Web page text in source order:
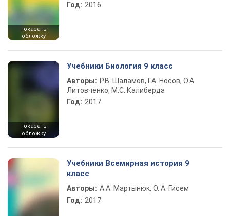
показать
обложку
Год: 2016
показать
обложку
Учебники Биология 9 класс
Авторы: Р.В. Шаламов, Г.А. Носов, О.А.
Литовченко, М.С. Калиберда
Год: 2017
Учебники Всемирная история 9
класс
Авторы: А.А. Мартынюк, О. А. Гисем
Год: 2017